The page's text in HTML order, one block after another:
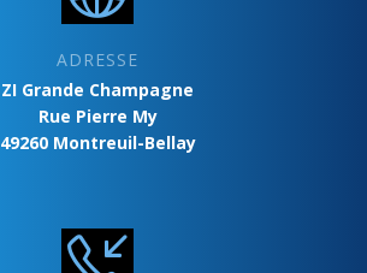
ADRESSE
ZI Grande Champagne
Rue Pierre My
49260 Montreuil-Bellay